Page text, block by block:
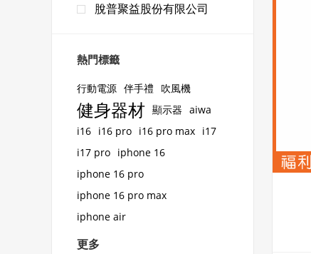
脫普聚益股份有限公司
熱門標籤
行動電源 伴手禮 吹風機
健身器材 顯示器 aiwa
i16 i16 pro i16 pro max i17
i17 pro iphone 16
iphone 16 pro
iphone 16 pro max
iphone air
更多